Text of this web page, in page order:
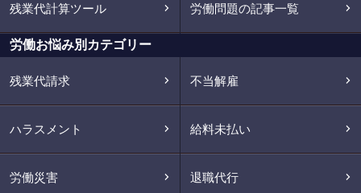
残業代計算ツール 労働問題の記事一覧
労働お悩み別カテゴリー
残業代請求 不当解雇
ハラスメント 給料未払い
労働災害 退職代行